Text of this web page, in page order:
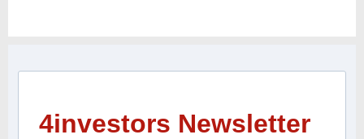
4investors Newsletter